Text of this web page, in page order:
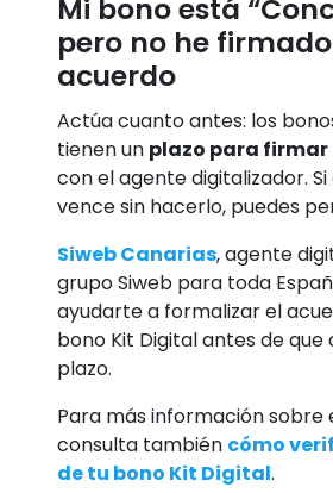
Mi bono está
pero no he
acuerdo
Actúa cuanto antes: los
tienen un plazo para firmar
con el agente digitalizador.
vence sin hacerlo, puedes
Siweb Canarias, agente
grupo Siweb para toda
ayudarte a formalizar el
bono Kit Digital antes de que
plazo.
Para más información sobre
consulta también cómo
de tu bono Kit Digital.